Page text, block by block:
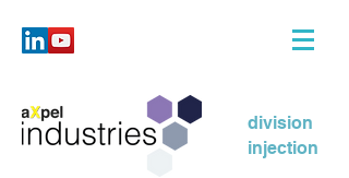
division
injection